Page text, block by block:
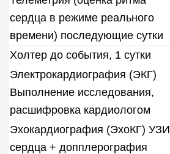
сердца в режиме реального
времени) последующие сутки
Холтер до события, 1 сутки
Электрокардиография (ЭКГ)
Выполнение исследования,
расшифровка кардиологом
Эхокардиография (ЭхоКГ) УЗИ
сердца + допплерография